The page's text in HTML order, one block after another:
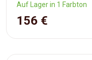
Auf Lager in 1 Farbton
156 €